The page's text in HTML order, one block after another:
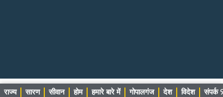
राज्य सारण सीवान होम हमारे बारे में गोपालगंज देश विदेश संपर्क